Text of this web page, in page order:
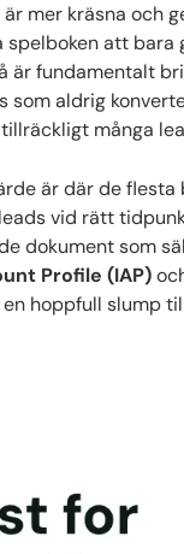
mer kräsna och
spelboken att
fundamentalt
som aldrig
många
är där de
leads vid rätt
dokument som
Profile (IAP)
hoppfull slump